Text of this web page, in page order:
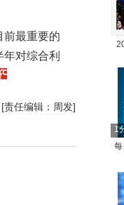
前最重要的
对综合利
[责任编辑：周发]
1